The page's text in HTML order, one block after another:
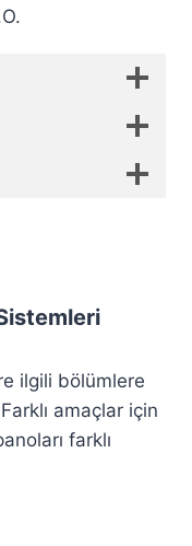
ilgili bölümlere
amaçlar için
farklı